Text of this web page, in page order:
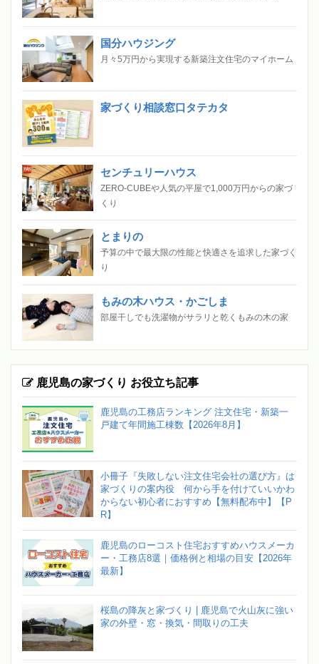
国分ハウジング
月々5万円から実現する新築注文住宅のマイホーム
家づくり相談窓口タテカタ
センチュリーハウス
ZERO-CUBEや人気の平屋で1,000万円からの家づ
くり
とまりの
予算の中で最大限の性能と快適さを追求した家づく
り
もみの木ハウス・かごしま
部屋干しでも洗濯物がサラリと乾くもみの木の家
鹿児島の家づくり お役立ち記事
鹿児島の工務店ランキング 注文住宅・新築一
戸建て年間施工棟数【2026年8月】
小冊子『失敗しない注文住宅会社の選び方』は
家づくりの案内役 何から手を付けていいかわ
からない初心者におすすめ【無料配布中】【P
R】
鹿児島のローコスト住宅おすすめハウスメーカ
ー・工務店8選｜価格例と相場の目安【2026年
最新】
桜島の降灰と家づくり | 鹿児島で火山灰に強い
家の外壁・窓・換気・間取りの工夫